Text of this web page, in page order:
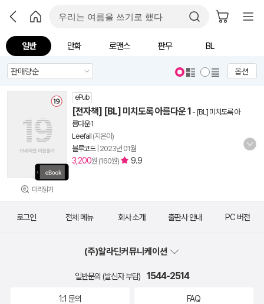
일반 만화 로맨스 판무 BL
옵션
미리읽기
ePub
[전자책] [BL] 미치도록 아름다운 1 - [BL] 미치도록 아
름다운 1
Leefail (지은이)
블루코드| 2023년 01월
3,200원 (160원) 9.9
로그인 전체 메뉴 회사 소개 출판사 안내 PC 버전
(주)알라딘커뮤니케이션
일반문의 (발신자 부담) 1544-2514
1:1 문의 FAQ